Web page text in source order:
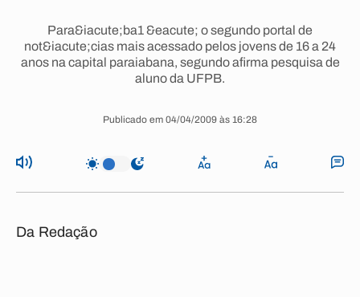
Para&iacute;ba1 &eacute; o segundo portal de
not&iacute;cias mais acessado pelos jovens de 16 a 24
anos na capital paraiabana, segundo afirma pesquisa de
aluno da UFPB.
Publicado em 04/04/2009 às 16:28
Da Redação